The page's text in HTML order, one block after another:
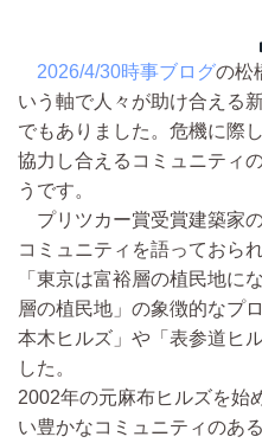
2026/4/30時事ブログの松
いう軸で人々が助け合える
でもありました。危機に際
協力し合えるコミュニティ
うです。
プリツカー賞受賞建築家
コミュニティを語っておられ
「東京は富裕層の植民地に
層の植民地」の象徴的なプ
本木ヒルズ」や「表参道ヒ
した。
2002年の元麻布ヒルズを始
い豊かなコミュニティのあ